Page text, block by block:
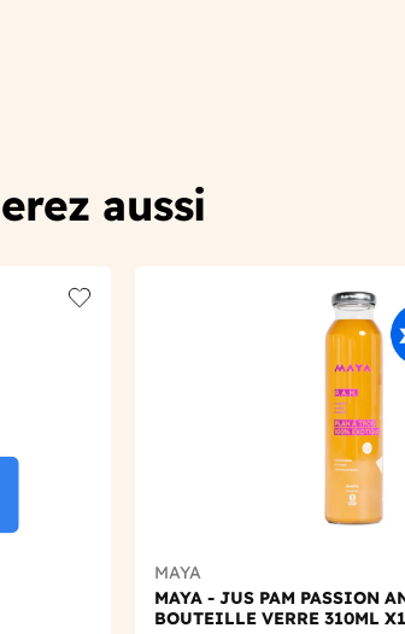
aussi
MAYA
MAYA - JUS PAM PASSION
BOUTEILLE VERRE 310ML